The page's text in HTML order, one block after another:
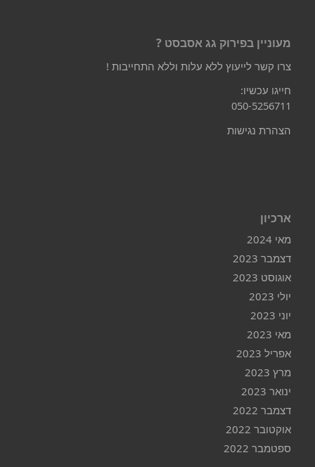
מעוניין בפירוק גג אסבסט ?
צרו קשר לייעוץ ללא עלות וללא התחייבות !
חייגו עכשיו:
050-5256711
הצהרת נגישות
ארכיון
מאי 2024
דצמבר 2023
אוגוסט 2023
יולי 2023
יוני 2023
מאי 2023
אפריל 2023
מרץ 2023
ינואר 2023
דצמבר 2022
אוקטובר 2022
ספטמבר 2022